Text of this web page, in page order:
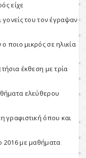
είχε
γονείς του τον έγραψαν
ποιο μικρός σε ηλικία
έκθεση με τρία
ελεύθερου
όπου και
2016 με μαθήματα